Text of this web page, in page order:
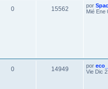
0 15562 por
Mié Ene
0 14949 por
Vie Dic